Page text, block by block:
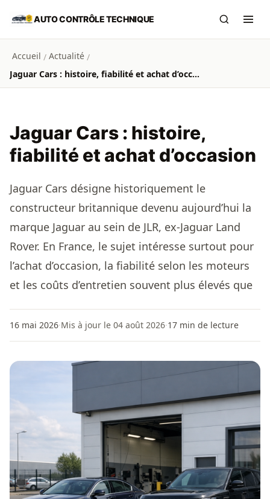
Aller au contenu principal
AUTO CONTRÔLE TECHNIQUE
Accueil / Actualité /
Jaguar Cars : histoire, fiabilité et achat d’occasion
Jaguar Cars : histoire,
fiabilité et achat d’occasion
Jaguar Cars désigne historiquement le
constructeur britannique devenu aujourd’hui la
marque Jaguar au sein de JLR, ex-Jaguar Land
Rover. En France, le sujet intéresse surtout pour
l’achat d’occasion, la fiabilité selon les moteurs
et les coûts d’entretien souvent plus élevés que
16 mai 2026·Mis à jour le 04 août 2026·17 min de lecture